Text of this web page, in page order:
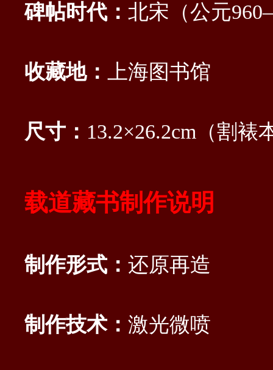
碑帖时代： 北宋（公元
收藏地： 上海图书馆
尺寸： 13.2×26.2cm（割裱
载道藏书制作说明
制作形式： 还原再造
制作技术： 激光微喷